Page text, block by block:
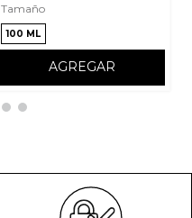
Tamaño
100 ML
AGREGAR